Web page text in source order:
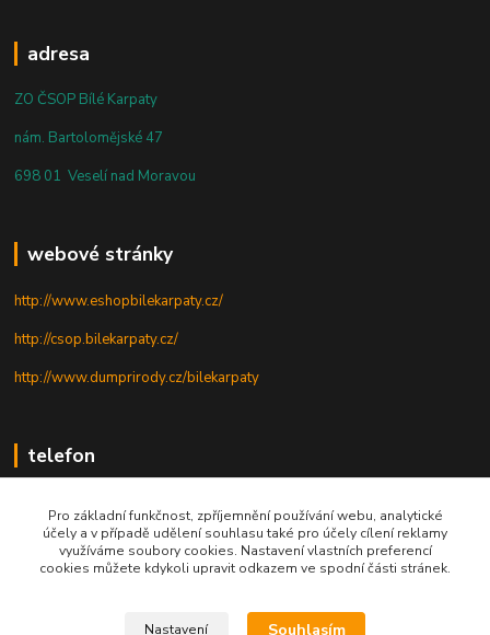
adresa
ZO ČSOP Bílé Karpaty
nám. Bartolomějské 47
698 01 Veselí nad Moravou
webové stránky
http://www.eshopbilekarpaty.cz/
http://csop.bilekarpaty.cz/
http://www.dumprirody.cz/bilekarpaty
telefon
+420 727 880 789
PO - PÁ: 9 - 17
Pro základní funkčnost, zpříjemnění používání webu, analytické
účely a v případě udělení souhlasu také pro účely cílení reklamy
využíváme soubory cookies. Nastavení vlastních preferencí
cookies můžete kdykoli upravit odkazem ve spodní části stránek.
Nastavení Souhlasím